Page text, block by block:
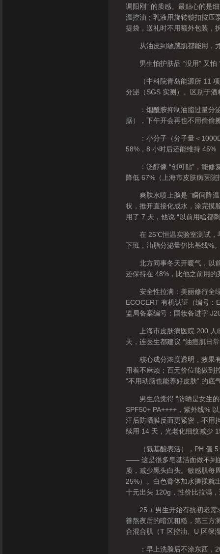
调阳刚” 的质感。最贴心的是
温控油；乳液用旋转锁扣按压
提袋，送礼时不用额外包装，
从油皮到敏感肌都能用，尤
男生怕护肤品 “没用” 又怕 “
（中科院青岛能源所 11 项
分泌（SGS 实测）。区别于酒
：烟酰胺抑制油脂过量分泌
据），下午开会再也不用偷偷
：小分子（分子量＜
58%，8 小时后还能维持 45%
：泛醇像 “创可贴”，能修复
降低 67%（上海市皮肤病医院
爽肤水喷上脸是 “瞬间降温”
状，推开直接化成水，涂完摸
用了 7 天，他说 “以前用啥都
在 25℃恒温实验室测试，早
下班，油脂分泌量仍比基线%
北方同事冬天开暖气，以前
还保持在 48%，比他之前用的
安全性拉满：美丽修行全绿
ECOCERT 有机认证（编号
监局备案编号：国妆备进字
上海市皮肤病医院 200 人临
天，连医生都建议 “油痘肌日
核心成分浓度透明，效果有
用着不麻烦；百元价位能做到
“不用动脑也能养好皮肤” 的底
男生总觉得 “防晒是女生的
SPF50+ PA++++，紫外线%
汗后防晒膜反而更紧密，不用
续用 14 天，光老化细纹减少
（氨基酸表活），PH 值
—— 这是很多皂基洁面做不到
质，减少黑头白头。敏感肌每
25%）。白色膏体加水搓揉就
十元出头 120g，性价比拉满
25 + 男生开始有抗初老需求
善熬夜后的暗沉粗糙，第三方
合混合肌（T 区控油、U 区保
：早上洗脸后不涂东西，20